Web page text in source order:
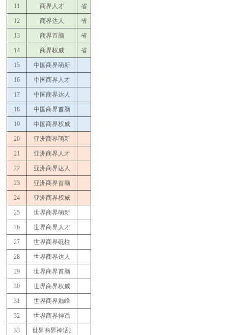
11 商界人才 省
12 商界达人 省
13 商界首脑 省
14 商界权威 省
15 中国商界萌新
16 中国商界人才
17 中国商界达人
18 中国商界首脑
19 中国商界权威
20 亚洲商界萌新
21 亚洲商界人才
22 亚洲商界达人
23 亚洲商界首脑
24 亚洲商界权威
25 世界商界萌新
26 世界商界人才
27 世界商界砥柱
28 世界商界达人
29 世界商界首脑
30 世界商界权威
31 世界商界巅峰
32 世界商界神话
33 世界商界神话2